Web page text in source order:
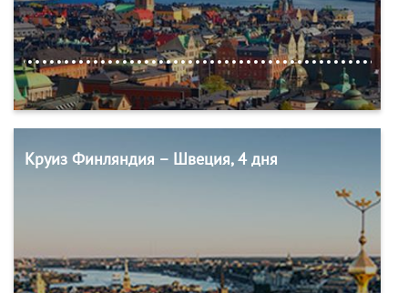
Круиз Финляндия – Швеция, 4 дня